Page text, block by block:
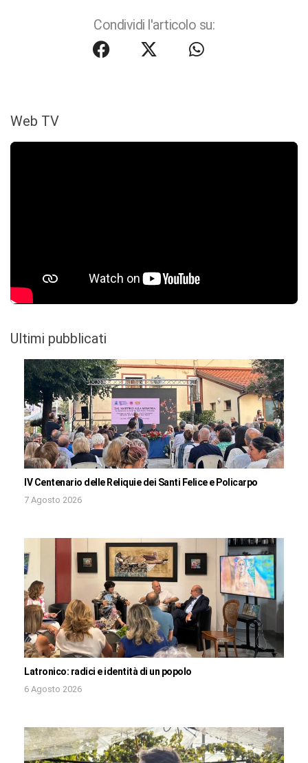
Condividi l'articolo su:
Web TV
Ultimi pubblicati
IV Centenario delle Reliquie dei Santi Felice e Policarpo
7 Agosto 2026
Latronico: radici e identità di un popolo
6 Agosto 2026